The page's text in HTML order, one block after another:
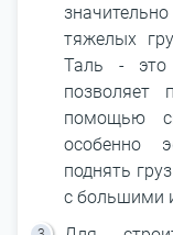
тяжелых
Таль - это
позволяет
помощью
особенно
поднять
с большими